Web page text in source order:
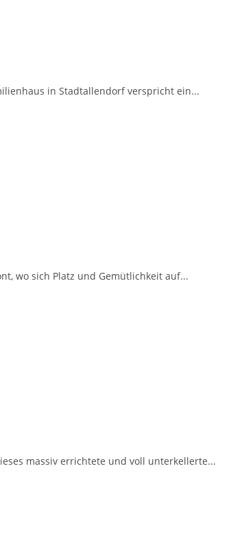
in Stadtallendorf verspricht ein...
wo sich Platz und Gemütlichkeit auf...
massiv errichtete und voll unterkellerte...